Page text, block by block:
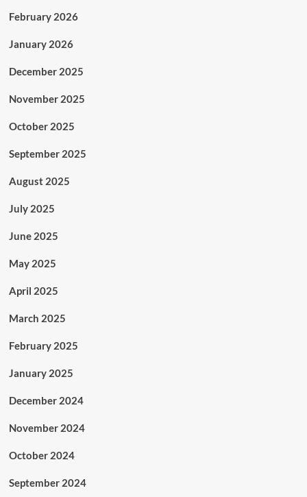
February 2026
January 2026
December 2025
November 2025
October 2025
September 2025
August 2025
July 2025
June 2025
May 2025
April 2025
March 2025
February 2025
January 2025
December 2024
November 2024
October 2024
September 2024